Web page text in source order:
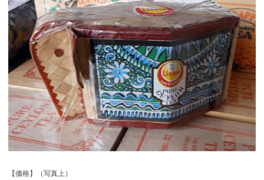
【価格】（写真上）